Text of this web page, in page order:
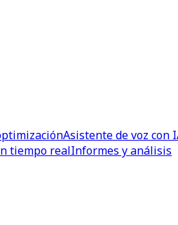
Asistente de voz con
tiempo realInformes y análisis